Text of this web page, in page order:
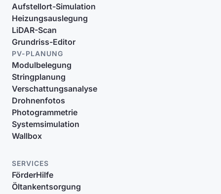
Aufstellort-Simulation
Heizungsauslegung
LiDAR-Scan
Grundriss-Editor
PV-PLANUNG
Modulbelegung
Stringplanung
Verschattungsanalyse
Drohnenfotos
Photogrammetrie
Systemsimulation
Wallbox
SERVICES
FörderHilfe
Öltankentsorgung